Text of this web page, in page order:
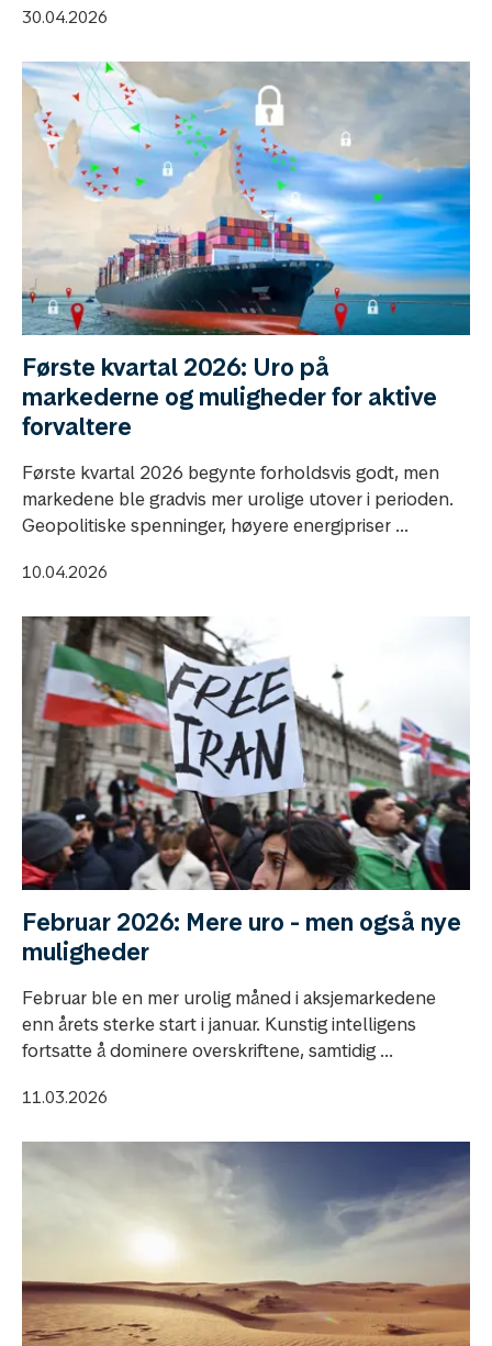
30.04.2026
Første kvartal 2026: Uro på
markederne og muligheder for aktive
forvaltere
Første kvartal 2026 begynte forholdsvis godt, men
markedene ble gradvis mer urolige utover i perioden.
Geopolitiske spenninger, høyere energipriser ...
10.04.2026
Februar 2026: Mere uro - men også nye
muligheder
Februar ble en mer urolig måned i aksjemarkedene
enn årets sterke start i januar. Kunstig intelligens
fortsatte å dominere overskriftene, samtidig ...
11.03.2026